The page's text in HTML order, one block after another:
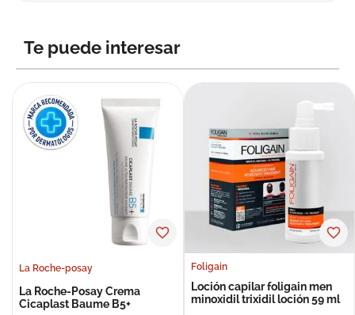
Te puede interesar
La Roche-posay
La Roche-Posay Crema
Cicaplast Baume B5+
Foligain
Loción capilar foligain men
minoxidil trixidil loción 59 ml
9 nivea
10.pañales